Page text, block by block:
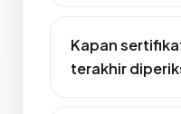
Kapan
terakhir